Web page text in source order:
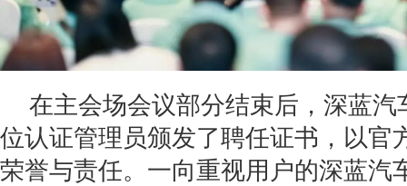
在主会场会议部分结束后，深蓝
位认证管理员颁发了聘任证书，以官
荣誉与责任。一向重视用户的深蓝汽